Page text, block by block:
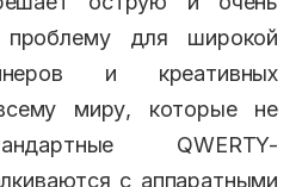
проблему для широкой
и креативных
миру, которые не
QWERTY-
с аппаратными